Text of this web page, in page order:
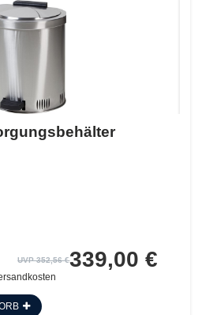
UVP 352,56 €339,00 €